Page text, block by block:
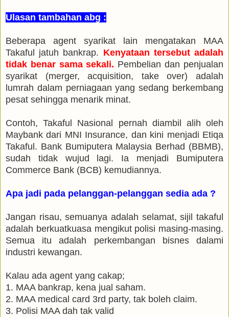
Ulasan tambahan abg :
Beberapa agent syarikat lain mengatakan MAA
Takaful jatuh bankrap. Kenyataan tersebut adalah
tidak benar sama sekali. Pembelian dan penjualan
syarikat (merger, acquisition, take over) adalah
lumrah dalam perniagaan yang sedang berkembang
pesat sehingga menarik minat.
Contoh, Takaful Nasional pernah diambil alih oleh
Maybank dari MNI Insurance, dan kini menjadi Etiqa
Takaful. Bank Bumiputera Malaysia Berhad (BBMB),
sudah tidak wujud lagi. Ia menjadi Bumiputera
Commerce Bank (BCB) kemudiannya.
Apa jadi pada pelanggan-pelanggan sedia ada ?
Jangan risau, semuanya adalah selamat, sijil takaful
adalah berkuatkuasa mengikut polisi masing-masing.
Semua itu adalah perkembangan bisnes dalami
industri kewangan.
Kalau ada agent yang cakap;
1. MAA bankrap, kena jual saham.
2. MAA medical card 3rd party, tak boleh claim.
3. Polisi MAA dah tak valid